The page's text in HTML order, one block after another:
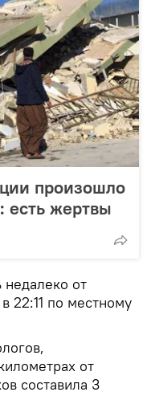
произошло
есть жертвы
от
22:11 по местному
от
составила 3